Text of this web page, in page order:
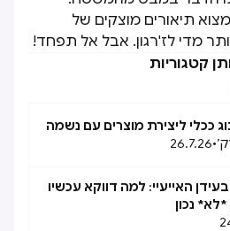
תיאורים מוצקים של
מדי לז'רגון. אבל אל תפחד!
קטגוריות
ככלי ליצירת מוצרים עם נשמה
•
26.7.26
האייעיי: למה דווקא עכשיו
נכון